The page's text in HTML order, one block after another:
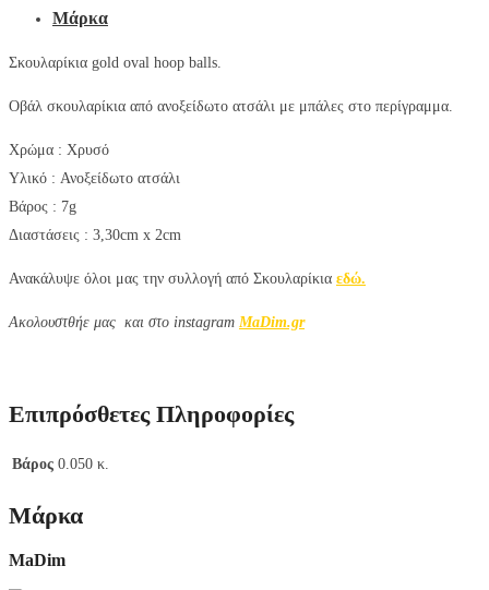
Μάρκα
Σκουλαρίκια gold oval hoop balls.
Οβάλ σκουλαρίκια από ανοξείδωτο ατσάλι με μπάλες στο περίγραμμα.
Χρώμα : Χρυσό
Υλικό : Ανοξείδωτο ατσάλι
Βάρος : 7g
Διαστάσεις : 3,30cm x 2cm
Ανακάλυψε όλοι μας την συλλογή από Σκουλαρίκια εδώ.
Aκολουστθήε μας και στο instagram MaDim.gr
Επιπρόσθετες Πληροφορίες
Βάρος 0.050 κ.
Μάρκα
MaDim